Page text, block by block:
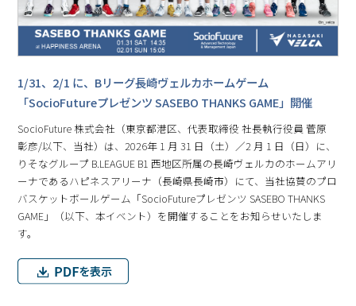
1/31、2/1 に、Bリーグ⻑崎ヴェルカホームゲーム
「SocioFutureプレゼンツ SASEBO THANKS GAME」開催
SocioFuture 株式会社（東京都港区、代表取締役 社⻑執⾏役員 菅原
彰彦/以下、当社）は、2026年 1 月 31 日（土）／2 月 1 日（日）に、
りそなグループ B.LEAGUE B1 ⻄地区所属の⻑崎ヴェルカのホームアリ
ーナであるハピネスアリーナ（⻑崎県⻑崎市）にて、当社協賛のプロ
バスケットボールゲーム「SocioFutureプレゼンツ SASEBO THANKS
GAME」（以下、本イベント）を開催することをお知らせいたしま
す。